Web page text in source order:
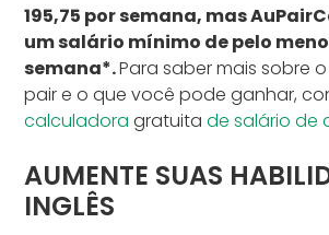
195,75 por semana, mas
um salário mínimo de pelo
semana*.Para saber mais sobre
pair e o que você pode ganhar,
calculadora gratuitade salário de
AUMENTE SUAS
INGLÊS